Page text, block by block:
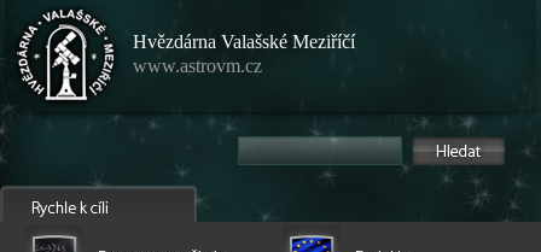
Hvězdárna Valašské Meziříčí
www.astrovm.cz